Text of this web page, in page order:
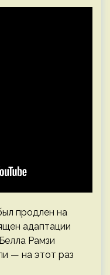
продлен на
адаптации
Рамзи
— на этот раз